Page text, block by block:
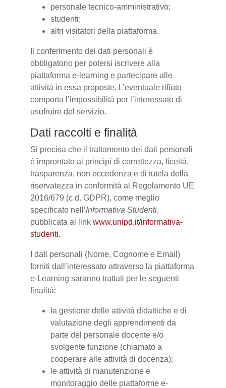
personale tecnico-amministrativo;
studenti;
altri visitatori della piattaforma.
Il conferimento dei dati personali è
obbligatorio per potersi iscrivere alla
piattaforma e-learning e partecipare alle
attività in essa proposte. L’eventuale rifiuto
comporta l’impossibilità per l’interessato di
usufruire del servizio.
Dati raccolti e finalità
Si precisa che il trattamento dei dati personali
è improntato ai principi di correttezza, liceità,
trasparenza, non eccedenza e di tutela della
riservatezza in conformità al Regolamento UE
2016/679 (c.d. GDPR), come meglio
specificato nell’Informativa Studenti,
pubblicata al link www.unipd.it/informativa-
studenti.
I dati personali (Nome, Cognome e Email)
forniti dall’interessato attraverso la piattaforma
e-Learning saranno trattati per le seguenti
finalità:
la gestione delle attività didattiche e di
valutazione degli apprendimenti da
parte del personale docente e/o
svolgente funzione (chiamato a
cooperare alle attività di docenza);
le attività di manutenzione e
monitoraggio delle piattaforme e-